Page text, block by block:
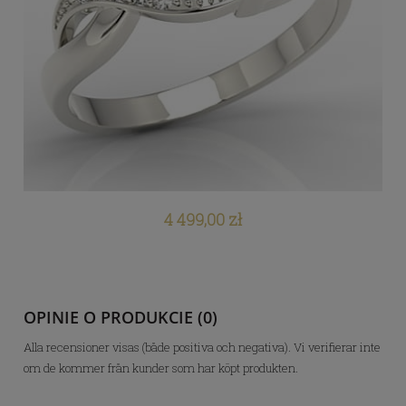
4 499,00 zł
OPINIE O PRODUKCIE (0)
Alla recensioner visas (både positiva och negativa). Vi verifierar inte
om de kommer från kunder som har köpt produkten.